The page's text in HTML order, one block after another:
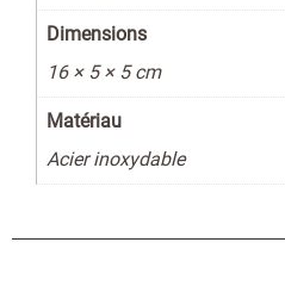
Dimensions
16 × 5 × 5 cm
Matériau
Acier inoxydable